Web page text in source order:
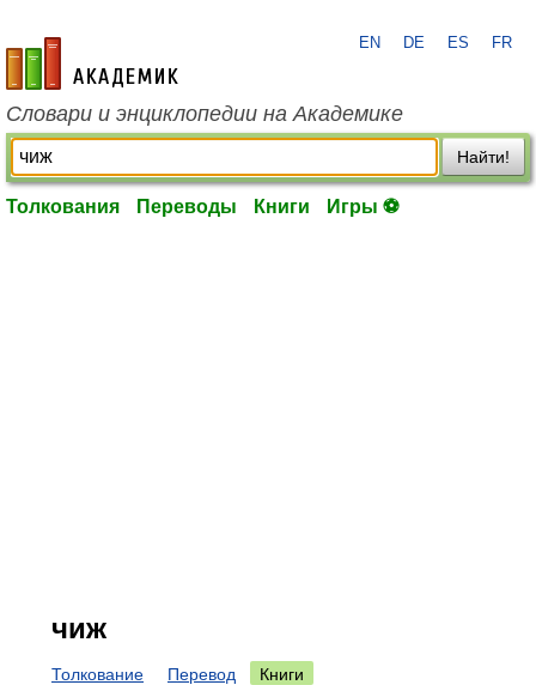
academic.ru
EN DE ES FR
Словари и энциклопедии на Академике
Найти!
Толкования Переводы Книги Игры ⚽
чиж
Толкование Перевод
Книги